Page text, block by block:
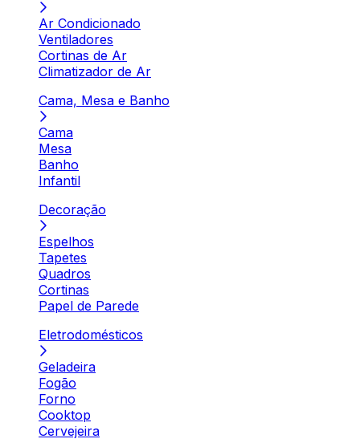
Ar Condicionado
Ventiladores
Cortinas de Ar
Climatizador de Ar
Cama, Mesa e Banho
Cama
Mesa
Banho
Infantil
Decoração
Espelhos
Tapetes
Quadros
Cortinas
Papel de Parede
Eletrodomésticos
Geladeira
Fogão
Forno
Cooktop
Cervejeira